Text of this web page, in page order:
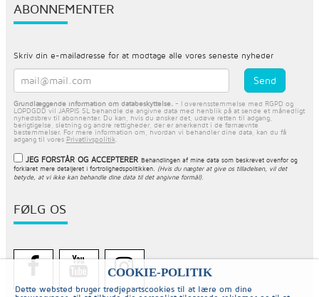
COOKIE-POLITIK
Dette websted bruger tredjepartscookies til at lære om dine
ABONNEMENTER
Skriv din e-mailadresse for at modtage alle vores seneste nyheder
Grundlæggende information om databeskyttelse. - I overensstemmelse med RGPD og
LOPDGDD vil JARPIS SL behandle de angivne data med henblik på at sende et månedligt
nyhedsbrev til abonnenter. Du kan, hvis du ønsker det, udøve retten til adgang,
berigtigelse, sletning og andre rettigheder, der er anerkendt i de førnævnte
bestemmelser. For mere information om, hvordan vi behandler dine data, kan du få
adgang til vores Privatlivspolitik.
JEG FORSTÅR OG ACCEPTERER Behandlingen af mine data som beskrevet ovenfor og
forklaret mere detaljeret i fortrolighedspolitikken.
(Hvis du nægter at give os tilladelsen, vil det
betyde, at vi ikke kan behandle dine data til det angivne formål).
FØLG OS